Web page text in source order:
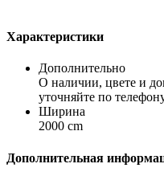
Характеристики
Дополнительно
О наличии, цвете и
уточняйте по
Ширина
2000 cm
Дополнительная